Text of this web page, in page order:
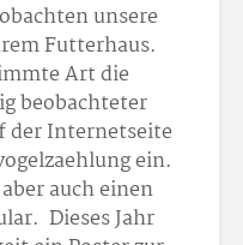
unsere
Futterhaus.
Art die
beobachteter
der Internetseite
ein.
auch einen
Dieses Jahr